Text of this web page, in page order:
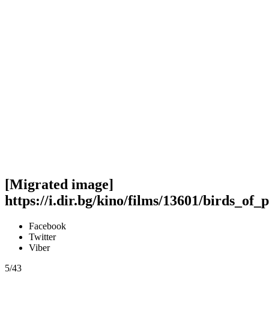
[Migrated image]
https://i.dir.bg/kino/films/13601/
Facebook
Twitter
Viber
5/43